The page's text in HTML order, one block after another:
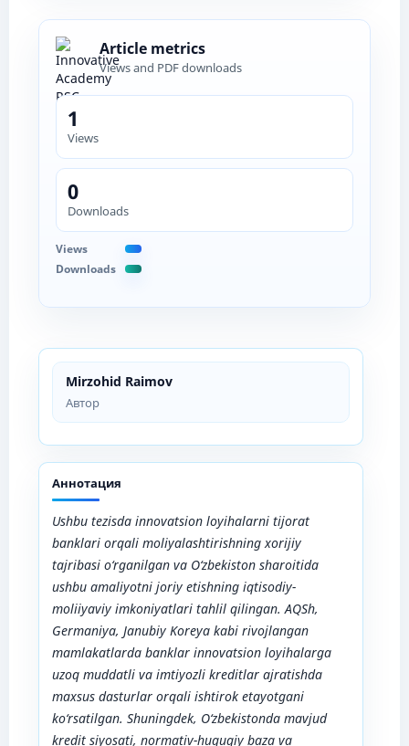
Mirzohid Raimov
Автор
Аннотация
Ushbu tezisda innovatsion loyihalarni tijorat
banklari orqali moliyalashtirishning xorijiy
tajribasi o‘rganilgan va O‘zbekiston sharoitida
ushbu amaliyotni joriy etishning iqtisodiy-
moliiyaviy imkoniyatlari tahlil qilingan. AQSh,
Germaniya, Janubiy Koreya kabi rivojlangan
mamlakatlarda banklar innovatsion loyihalarga
uzoq muddatli va imtiyozli kreditlar ajratishda
maxsus dasturlar orqali ishtirok etayotgani
ko‘rsatilgan. Shuningdek, O‘zbekistonda mavjud
kredit siyosati, normativ-huquqiy baza va
Article metrics
Views and PDF downloads
1
Views
0
Downloads
Views
Downloads